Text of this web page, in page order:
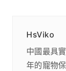
HsViko
中國最具
年的寵物